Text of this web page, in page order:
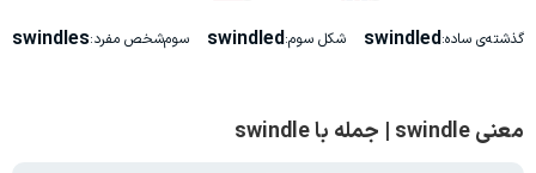
گذشته‌ی ساده:swindled شکل سوم:swindled سوم‌شخص مفرد:swindles
معنی swindle | جمله با swindle